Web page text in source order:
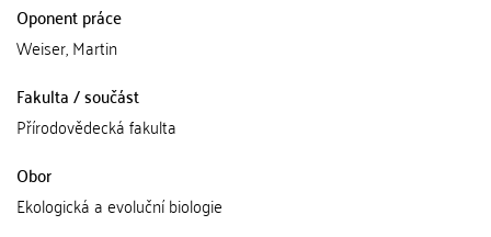
Oponent práce
Weiser, Martin
Fakulta / součást
Přírodovědecká fakulta
Obor
Ekologická a evoluční biologie